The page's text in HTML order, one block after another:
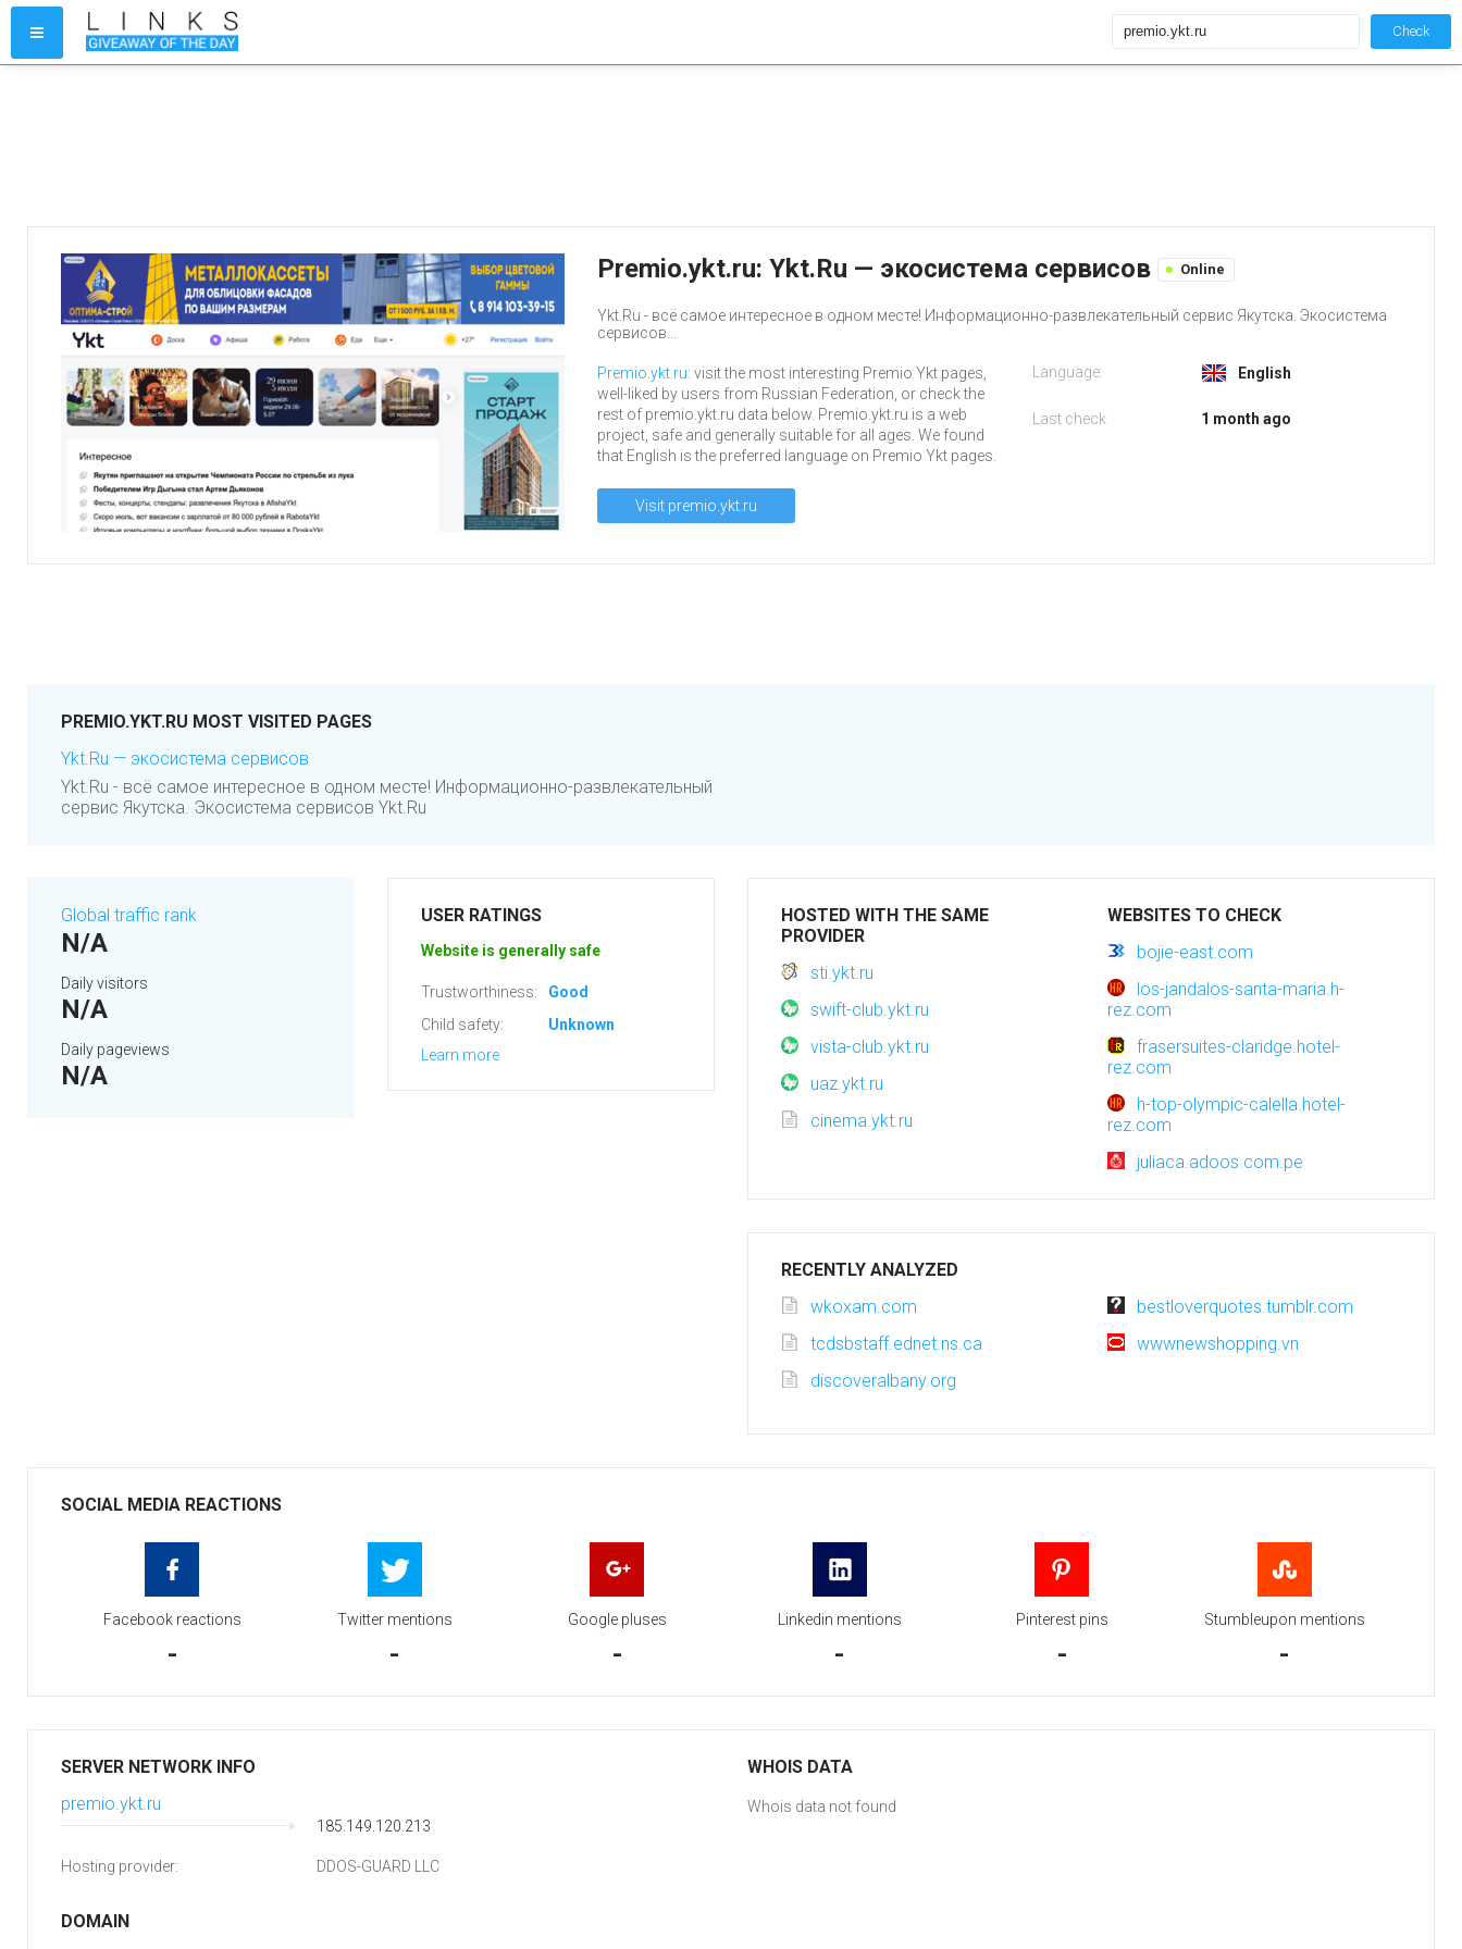
Check
Premio.ykt.ru: Ykt.Ru — экосистема сервисов Online
Ykt.Ru - всё самое интересное в одном месте! Информационно-развлекательный сервис Якутска. Экосистема
сервисов...
Premio.ykt.ru: visit the most interesting Premio Ykt pages,
well-liked by users from Russian Federation, or check the
rest of premio.ykt.ru data below. Premio.ykt.ru is a web
project, safe and generally suitable for all ages. We found
that English is the preferred language on Premio Ykt pages.
Visit premio.ykt.ru
Language: English
Last check 1 month ago
PREMIO.YKT.RU MOST VISITED PAGES
Ykt.Ru — экосистема сервисов
Ykt.Ru - всё самое интересное в одном месте! Информационно-развлекательный
сервис Якутска. Экосистема сервисов Ykt.Ru
Global traffic rank
N/A
Daily visitors
N/A
Daily pageviews
N/A
USER RATINGS
Website is generally safe
Trustworthiness:
Good
Child safety:
Unknown
Learn more
HOSTED WITH THE SAME
PROVIDER
sti.ykt.ru
swift-club.ykt.ru
vista-club.ykt.ru
uaz.ykt.ru
cinema.ykt.ru
WEBSITES TO CHECK
bojie-east.com
los-jandalos-santa-maria.h-
rez.com
frasersuites-claridge.hotel-
rez.com
h-top-olympic-calella.hotel-
rez.com
juliaca.adoos.com.pe
RECENTLY ANALYZED
wkoxam.com
bestloverquotes.tumblr.com
tcdsbstaff.ednet.ns.ca
wwwnewshopping.vn
discoveralbany.org
SOCIAL MEDIA REACTIONS
Facebook reactions
-
Twitter mentions
-
Google pluses
-
Linkedin mentions
-
Pinterest pins
-
Stumbleupon mentions
-
SERVER NETWORK INFO
premio.ykt.ru
185.149.120.213
Hosting provider: DDOS-GUARD LLC
DOMAIN
WHOIS DATA
Whois data not found